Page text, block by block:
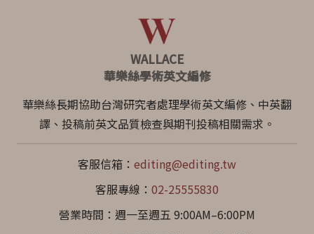
WALLACE
華樂絲學術英文編修
華樂絲長期協助台灣研究者處理學術英文編修、中英翻
譯、投稿前英文品質檢查與期刊投稿相關需求。
客服信箱： editing@editing.tw
客服專線： 02-25555830
營業時間：週一至週五 9:00AM–6:00PM